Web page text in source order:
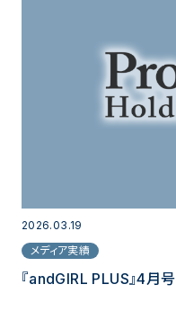
2026.03.19
メディア実績
『andGIRL PLUS』4月号